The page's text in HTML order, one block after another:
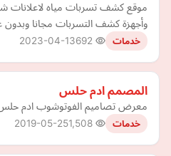
موقع كشف تسربات مياه لاعلانات
وأجهزة كشف التسربات مجانا وبدون
خدمات 2023-04-13
المصمم ادم حلس
معرض تصاميم الفوتوشوب ادم
خدمات 2019-05-25